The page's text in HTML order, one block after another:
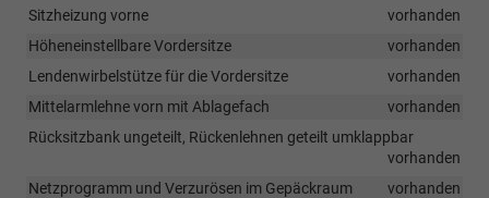
Sitzheizung vorne
vorhanden
Höheneinstellbare Vordersitze
vorhanden
Lendenwirbelstütze für die Vordersitze
vorhanden
Mittelarmlehne vorn mit Ablagefach
vorhanden
Rücksitzbank ungeteilt, Rückenlehnen geteilt umklappbar
vorhanden
Netzprogramm und Verzurösen im Gepäckraum
vorhanden